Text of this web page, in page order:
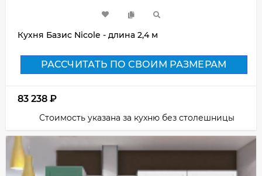
Кухня Базис Nicole - длина 2,4 м
РАССЧИТАТЬ ПО СВОИМ РАЗМЕРАМ
83 238 ₽
Стоимость указана за кухню без столешницы